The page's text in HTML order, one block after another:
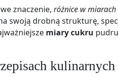
znaczenie, różnice w miarach
swoją drobną strukturę,
miary cukru
kulinarnych